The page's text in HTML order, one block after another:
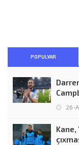
POPULYAR
26-
Kane,